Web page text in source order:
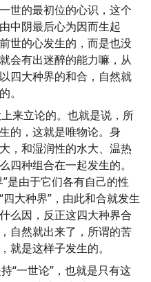
世的最初位的心识，这个
中阴最后心为因而生起
世的心发生的，而是也没
会有出迷醉的能力嘛，从
四大种界的和合，自然就
。
来立论的。也就是说，所
的，这就是唯物论。身
，和湿润性的水大、温热
四种组合在一起发生的。
是由于它们各有自己的性
大种界”，由此和合就发生
么因，反正这四大种界合
自然就出来了，所谓的苦
就是这样子发生的。
“一世论”，也就是只有这